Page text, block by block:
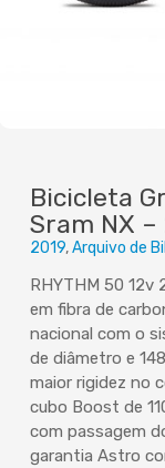
Bicicleta
Sram NX –
RHYTHM 50 12v
em fibra de
nacional com o
de diâmetro e
maior rigidez no
cubo Boost de
com passagem
garantia Astro
2019 Arquivo de